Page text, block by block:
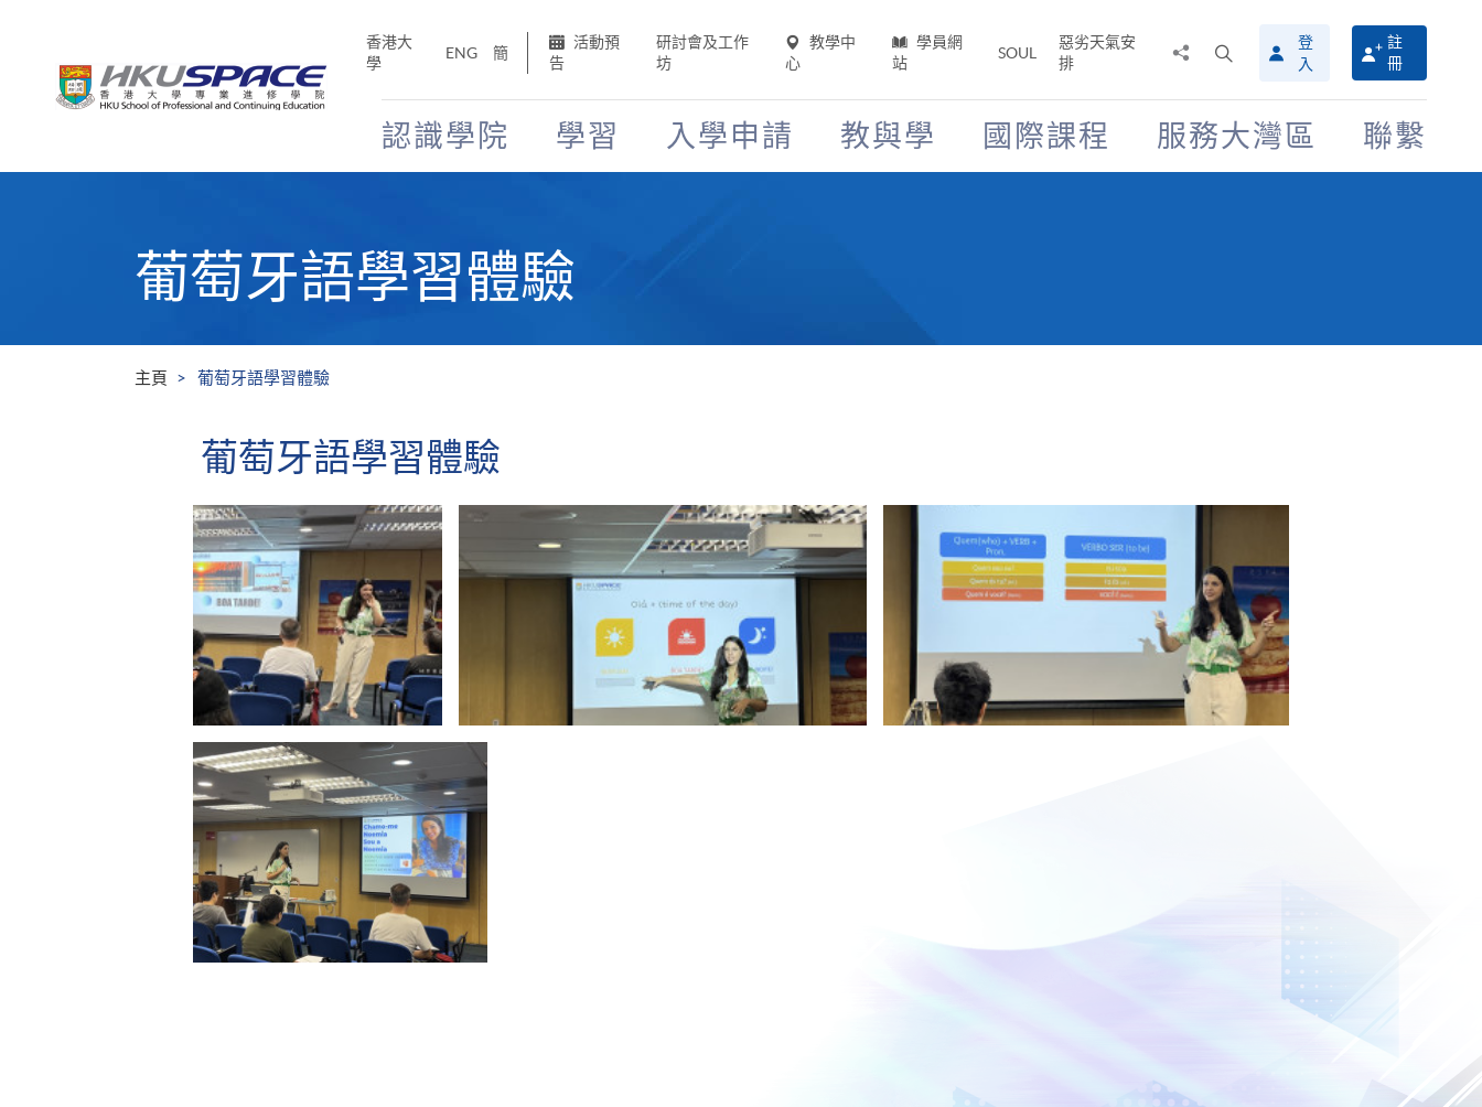
香港大
學
ENG 簡
活動預
告
研討會及工作
坊
教學中
心
學員網
站
SOUL
惡劣天氣安
排
搜
尋
介
面
登
入
註
冊
認識學院 學習 入學申請 教與學 國際課程 服務大灣區 聯繫
葡萄牙語學習體驗
主頁 葡萄牙語學習體驗
葡萄牙語學習體驗